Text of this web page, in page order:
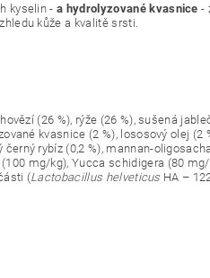
kyselin - a hydrolyzované kvasnice -
kůže a kvalitě srsti.
(26 %), rýže (26 %), sušená
kvasnice (2 %), lososový olej (2
černý rybíz (0,2 %), mannan-
mg/kg), Yucca schidigera (80
(Lactobacillus helveticus HA –